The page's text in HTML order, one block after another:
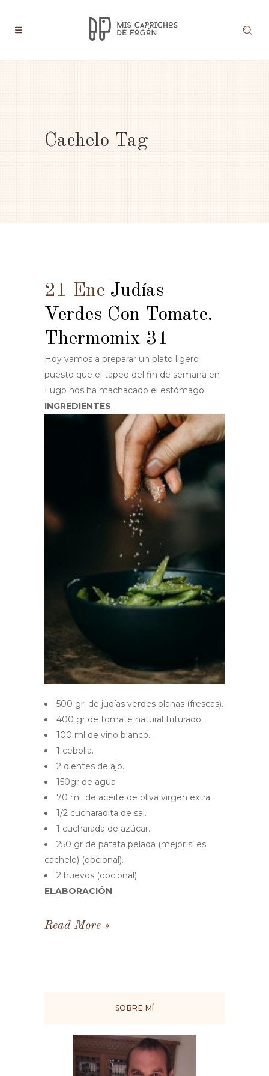
Cachelo Tag
21 Ene Judías
Verdes Con Tomate.
Thermomix 31
Hoy vamos a preparar un plato ligero
puesto que el tapeo del fin de semana en
Lugo nos ha machacado el estómago.
INGREDIENTES
500 gr. de judías verdes planas (frescas).
400 gr de tomate natural triturado.
100 ml de vino blanco.
1 cebolla.
2 dientes de ajo.
150gr de agua
70 ml. de aceite de oliva virgen extra.
1/2 cucharadita de sal.
1 cucharada de azúcar.
250 gr de patata pelada (mejor si es
cachelo) (opcional).
2 huevos (opcional).
ELABORACIÓN
Read More
SOBRE MÍ